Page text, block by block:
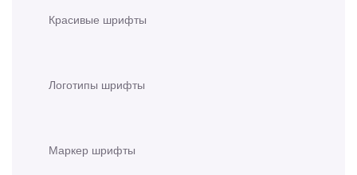
Красивые шрифты
Логотипы шрифты
Маркер шрифты